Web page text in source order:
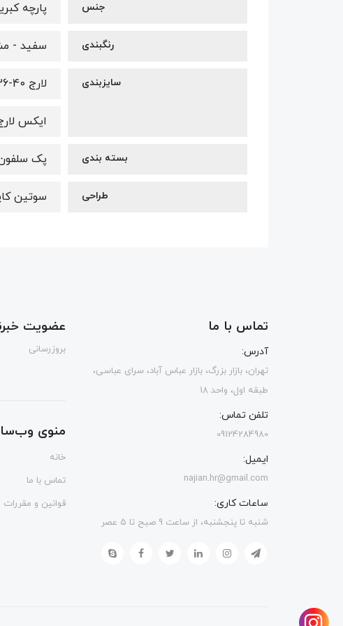
جنس پارچه
رنگبندی سفید -
سایزبندی لارج 40-36
ایکس لارج
بسته بندی پک سلفون
طراحی سوتین
تماس با ما
آدرس:
تهران، بازار بزرگ، بازار عباس آباد، سرای عباسی،
طبقه اول، واحد 18
تلفن تماس:
09124284980
ایمیل:
najian.hr@gmail.com
ساعات کاری:
شنبه تا پنجشنبه، از ساعت 9 صبح تا 5 عصر
عضویت
بروزرسانی
منوی
خانه
تماس با ما
قوانین و مقررات